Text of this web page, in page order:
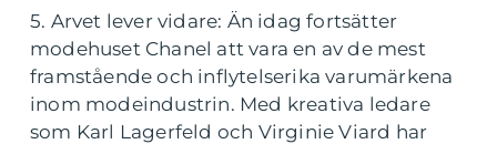
5. Arvet lever vidare: Än idag fortsätter
modehuset Chanel att vara en av de mest
framstående och inflytelserika varumärkena
inom modeindustrin. Med kreativa ledare
som Karl Lagerfeld och Virginie Viard har